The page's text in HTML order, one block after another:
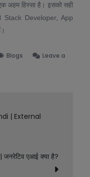
अहम हिस्सा है। इसको सही
Developer, App
Blogs
Leave a
| External
एआई क्या है?